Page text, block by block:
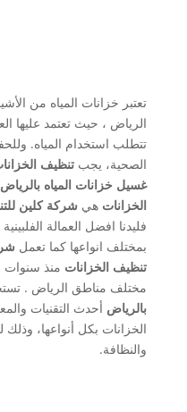
تعتبر خزانات المياه من
الرياض ، حيث تعتمد عليها
تتطلب استخدام المياه.
الصحية، يجب تنظيف
غسيل خزانات المياه بالرياض
الخزانات هي شركة كلين
فليدنا افضل العمالة
بمختلف انواعها كما تعمل
تنظيف الخزانات منذ سنوات
مختلف مناطق الرياض .
بالرياض أحدث التقنيات
الخزانات بكل أنواعها،
والنظافة.